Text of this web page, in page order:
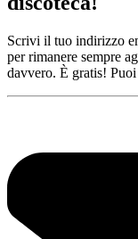
Scrivi il tuo indirizzo
per rimanere sempre
davvero. È gratis!